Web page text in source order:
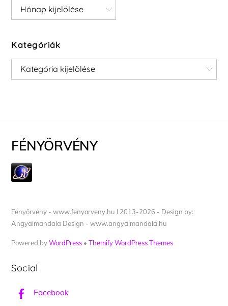
Archívum
Kategóriák
Kategóriák
FÉNYÖRVÉNY
Fényörvény - www.fenyorveny.hu I 2013-2026 - Design by:
Angyalmandala Design - www.angyalmandala.hu
Powered byWordPress •Themify WordPress Themes
Social
Facebook